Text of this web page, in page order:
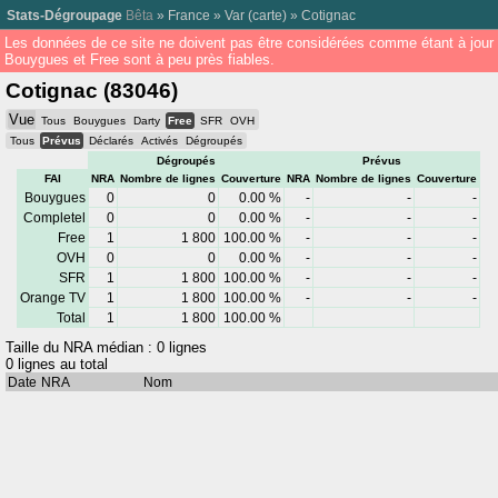
Stats-Dégroupage Bêta » France » Var (carte) » Cotignac
Les données de ce site ne doivent pas être considérées comme étant à
Bouygues et Free sont à peu près fiables.
Cotignac (83046)
Vue Tous Bouygues Darty Free SFR
OVH
Tous
Prévus Déclarés Activés
Dégroupés
Dégroupés
Prévus
FAI
NRA Nombre de lignes Couverture NRA Nombre de lignes Couverture
Bouygues 0 0 0.00 % - -
-
Completel
0 0 0.00 % - -
-
Free
1 1 800 100.00 % - -
-
OVH
0 0 0.00 % - -
-
SFR
1 1 800 100.00 % - -
-
Orange TV
1 1 800 100.00 % - -
-
Total
1 1 800 100.00 %
Taille du NRA médian : 0 lignes
0 lignes au total
Date NRA Nom